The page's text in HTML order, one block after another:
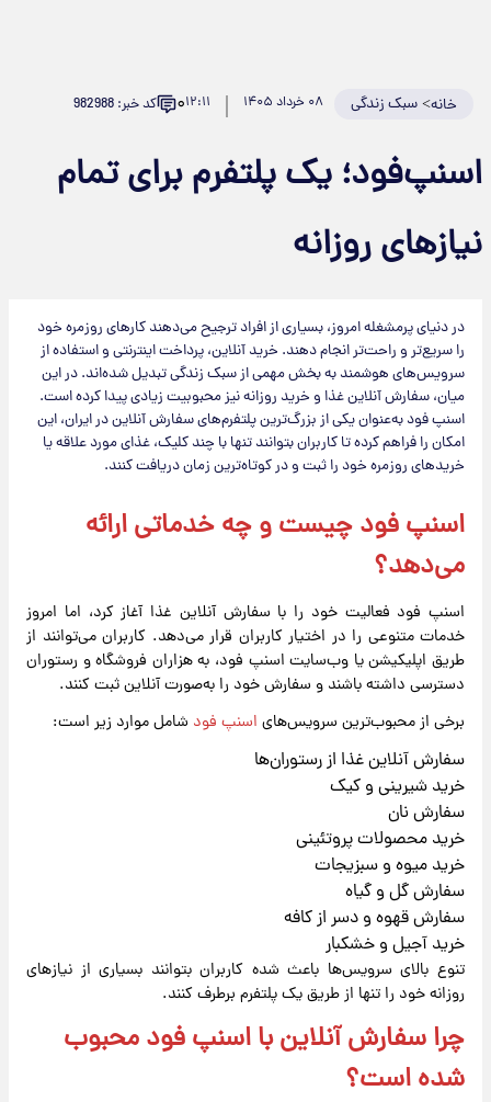
خانه>سبک زندگی ۰۸ خرداد ۱۴۰۵ ۱۲:۱۱۰ کد خبر: 982988
اسنپ‌فود؛ یک پلتفرم برای تمام
نیازهای روزانه
در دنیای پرمشغله امروز، بسیاری از افراد ترجیح می‌دهند کارهای روزمره خود
را سریع‌تر و راحت‌تر انجام دهند. خرید آنلاین، پرداخت اینترنتی و استفاده از
سرویس‌های هوشمند به بخش مهمی از سبک زندگی تبدیل شده‌اند. در این
میان، سفارش آنلاین غذا و خرید روزانه نیز محبوبیت زیادی پیدا کرده است.
اسنپ ‌فود به‌عنوان یکی از بزرگ‌ترین پلتفرم‌های سفارش آنلاین در ایران، این
امکان را فراهم کرده تا کاربران بتوانند تنها با چند کلیک، غذای مورد علاقه یا
خریدهای روزمره خود را ثبت و در کوتاه‌ترین زمان دریافت کنند.
اسنپ‌ فود چیست و چه خدماتی ارائه
می‌دهد؟
اسنپ‌ فود فعالیت خود را با سفارش آنلاین غذا آغاز کرد، اما امروز
خدمات متنوعی را در اختیار کاربران قرار می‌دهد. کاربران می‌توانند از
طریق اپلیکیشن یا وب‌سایت اسنپ ‌فود، به هزاران فروشگاه و رستوران
دسترسی داشته باشند و سفارش خود را به‌صورت آنلاین ثبت کنند.
برخی از محبوب‌ترین سرویس‌های اسنپ ‌فود شامل موارد زیر است:
سفارش آنلاین غذا از رستوران‌ها
خرید شیرینی و کیک
سفارش نان
خرید محصولات پروتئینی
خرید میوه و سبزیجات
سفارش گل و گیاه
سفارش قهوه و دسر از کافه
خرید آجیل و خشکبار
تنوع بالای سرویس‌ها باعث شده کاربران بتوانند بسیاری از نیازهای
روزانه خود را تنها از طریق یک پلتفرم برطرف کنند.
چرا سفارش آنلاین با اسنپ ‌فود محبوب
شده است؟